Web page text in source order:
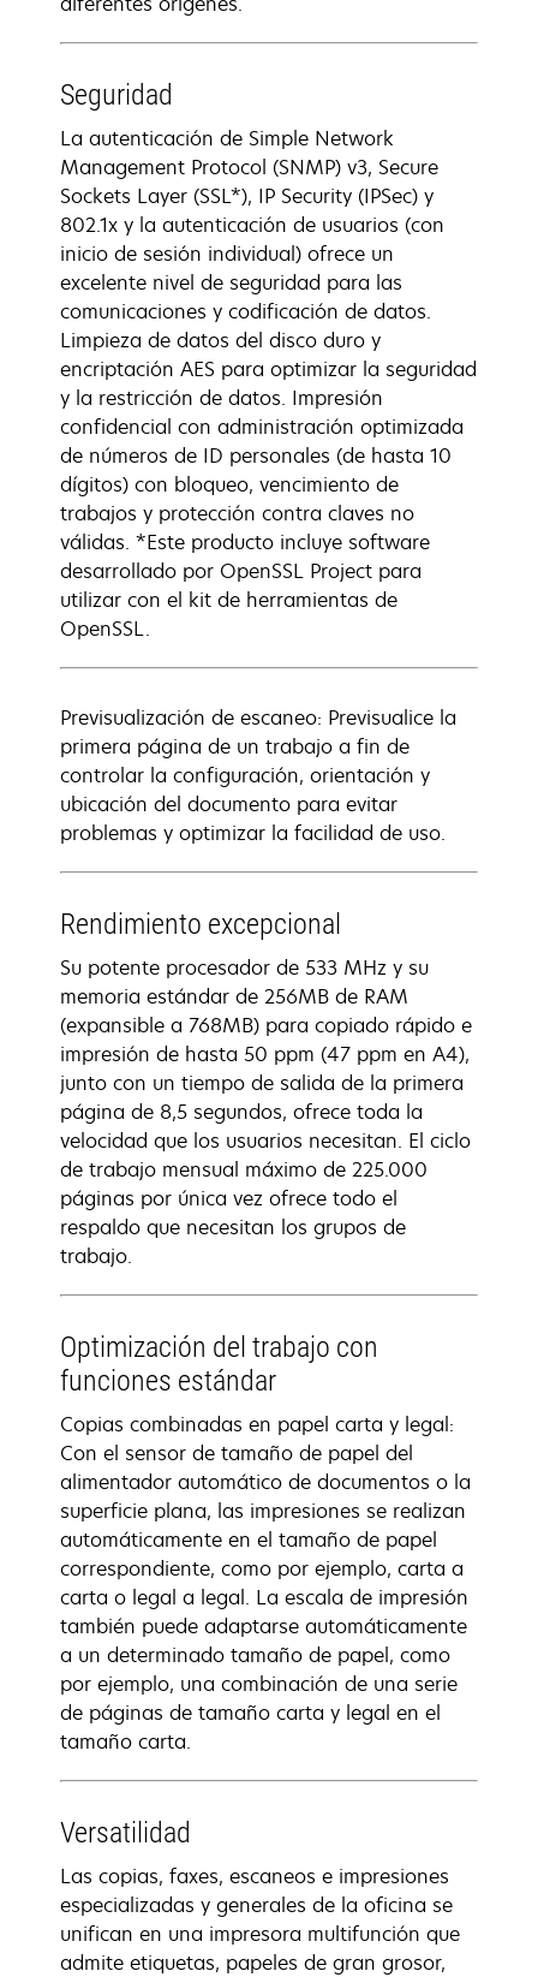
Seguridad
La autenticación de Simple Network
Management Protocol (SNMP) v3, Secure
Sockets Layer (SSL*), IP Security (IPSec) y
802.1x y la autenticación de usuarios (con
inicio de sesión individual) ofrece un
excelente nivel de seguridad para las
comunicaciones y codificación de datos.
Limpieza de datos del disco duro y
encriptación AES para optimizar la seguridad
y la restricción de datos. Impresión
confidencial con administración optimizada
de números de ID personales (de hasta 10
dígitos) con bloqueo, vencimiento de
trabajos y protección contra claves no
válidas. *Este producto incluye software
desarrollado por OpenSSL Project para
utilizar con el kit de herramientas de
OpenSSL.
Previsualización de escaneo: Previsualice la
primera página de un trabajo a fin de
controlar la configuración, orientación y
ubicación del documento para evitar
problemas y optimizar la facilidad de uso.
Rendimiento excepcional
Su potente procesador de 533 MHz y su
memoria estándar de 256MB de RAM
(expansible a 768MB) para copiado rápido e
impresión de hasta 50 ppm (47 ppm en A4),
junto con un tiempo de salida de la primera
página de 8,5 segundos, ofrece toda la
velocidad que los usuarios necesitan. El ciclo
de trabajo mensual máximo de 225.000
páginas por única vez ofrece todo el
respaldo que necesitan los grupos de
trabajo.
Optimización del trabajo con
funciones estándar
Copias combinadas en papel carta y legal:
Con el sensor de tamaño de papel del
alimentador automático de documentos o la
superficie plana, las impresiones se realizan
automáticamente en el tamaño de papel
correspondiente, como por ejemplo, carta a
carta o legal a legal. La escala de impresión
también puede adaptarse automáticamente
a un determinado tamaño de papel, como
por ejemplo, una combinación de una serie
de páginas de tamaño carta y legal en el
tamaño carta.
Versatilidad
Las copias, faxes, escaneos e impresiones
especializadas y generales de la oficina se
unifican en una impresora multifunción que
admite etiquetas, papeles de gran grosor,